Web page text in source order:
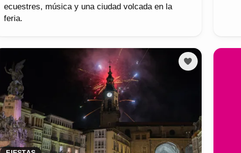
ecuestres, música y una ciudad volcada en la
feria.